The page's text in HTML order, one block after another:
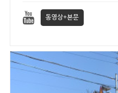
동영상+본문